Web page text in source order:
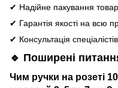
✔ Надійне пакування
✔ Гарантія якості на всю
✔ Консультація
🔹 Поширені
Чим ручки на розеті